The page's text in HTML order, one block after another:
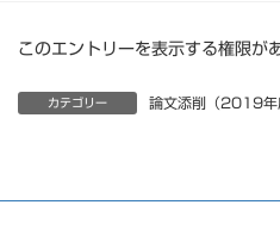
このエントリーを表示する権限が
カテゴリー 論文添削（2019年